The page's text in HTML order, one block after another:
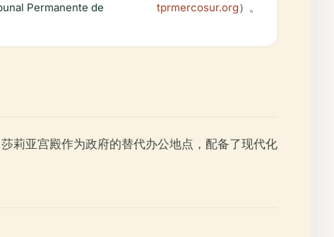
Permanente de
tprmercosur.org）。
莉亚宫殿作为政府的替代办公地点，配备了现代化